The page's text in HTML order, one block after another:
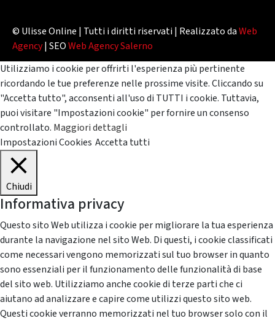
© Ulisse Online | Tutti i diritti riservati | Realizzato daWeb
Agency| SEOWeb Agency Salerno
Utilizziamo i cookie per offrirti l'esperienza più pertinente
ricordando le tue preferenze nelle prossime visite. Cliccando su
"Accetta tutto", acconsenti all'uso di TUTTI i cookie. Tuttavia,
puoi visitare "Impostazioni cookie" per fornire un consenso
controllato. Maggiori dettagli
Impostazioni Cookies Accetta tutti
Chiudi
Informativa privacy
Questo sito Web utilizza i cookie per migliorare la tua esperienza
durante la navigazione nel sito Web. Di questi, i cookie classificati
come necessari vengono memorizzati sul tuo browser in quanto
sono essenziali per il funzionamento delle funzionalità di base
del sito web. Utilizziamo anche cookie di terze parti che ci
aiutano ad analizzare e capire come utilizzi questo sito web.
Questi cookie verranno memorizzati nel tuo browser solo con il